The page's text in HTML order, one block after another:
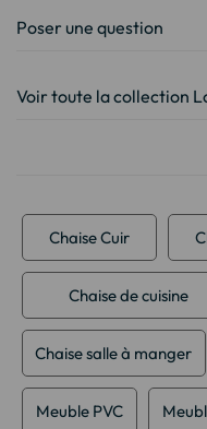
Poser une question
Voir toute la collection
Chaise Cuir
Chaise de cuisine
Chaise salle à manger
Meuble PVC